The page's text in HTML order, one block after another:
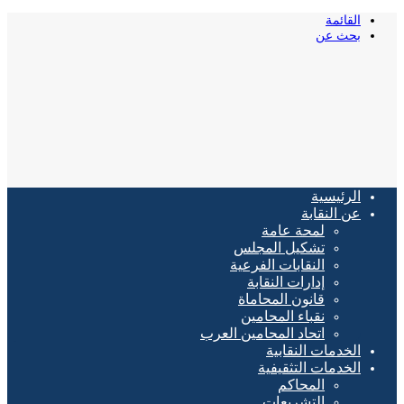
القائمة
بحث عن
الرئيسية
عن النقابة
لمحة عامة
تشكيل المجلس
النقابات الفرعية
إدارات النقابة
قانون المحاماة
نقباء المحامين
اتحاد المحامين العرب
الخدمات النقابية
الخدمات التثقيفية
المحاكم